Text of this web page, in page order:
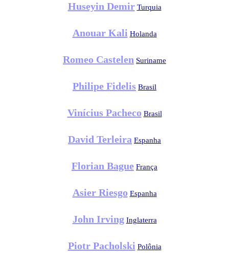
Huseyin Demir Turquia
Anouar Kali Holanda
Romeo Castelen Suriname
Philipe Fidelis Brasil
Vinícius Pacheco Brasil
David Terleira Espanha
Florian Bague França
Asier Riesgo Espanha
John Irving Inglaterra
Piotr Pacholski Polônia